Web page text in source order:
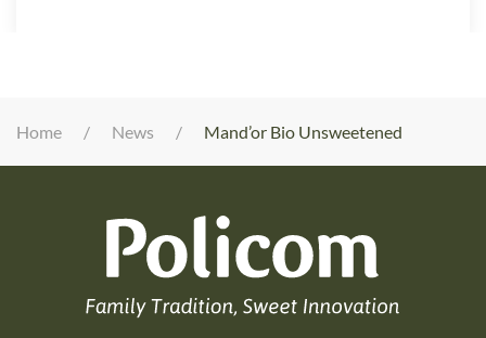
Home News Mand’or Bio Unsweetened